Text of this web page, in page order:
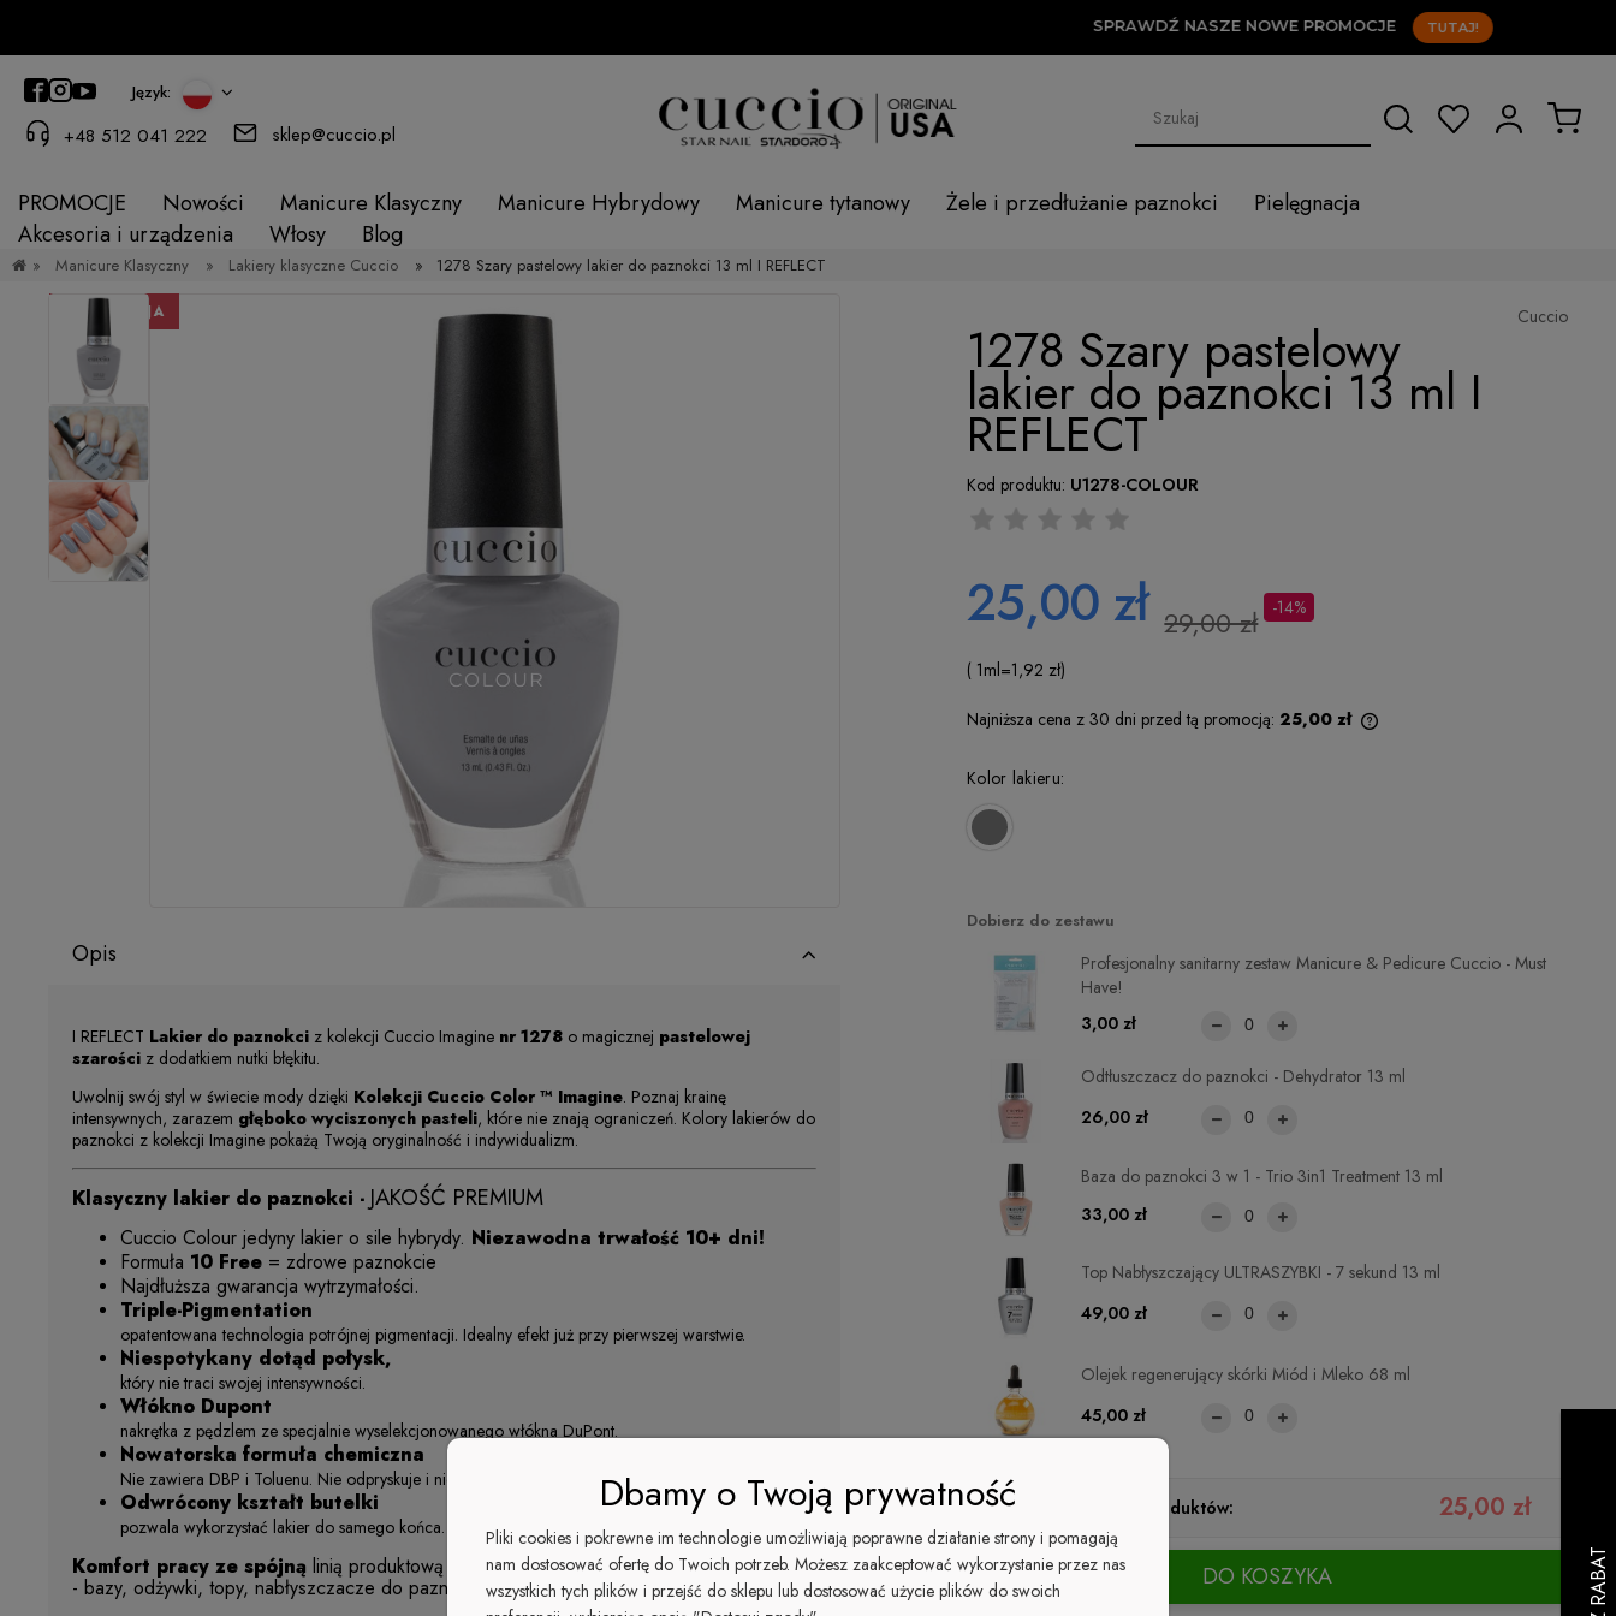
SPRAWDŹ NASZE NOWE PROMOCJE TUTAJ!
Język:
+48 512 041 222 sklep@cuccio.pl
PROMOCJE Nowości Manicure Klasyczny Manicure Hybrydowy Manicure tytanowy Żele i przedłużanie paznokci
Pielęgnacja
Akcesoria i urządzenia
Włosy Blog
» Manicure Klasyczny » Lakiery klasyczne Cuccio » 1278 Szary pastelowy lakier do paznokci 13 ml I REFLECT
PROMOCJA
Opis
I REFLECT Lakier do paznokci z kolekcji Cuccio Imagine nr 1278 o magicznej pastelowej
szarości z dodatkiem nutki błękitu.
Uwolnij swój styl w świecie mody dzięki Kolekcji Cuccio Color ™ Imagine. Poznaj krainę
intensywnych, zarazem głęboko wyciszonych pasteli, które nie znają ograniczeń. Kolory lakierów do
paznokci z kolekcji Imagine pokażą Twoją oryginalność i indywidualizm.
Klasyczny lakier do paznokci - JAKOŚĆ PREMIUM
Cuccio Colour jedyny lakier o sile hybrydy. Niezawodna trwałość 10+ dni!
Formuła 10 Free = zdrowe paznokcie
Najdłuższa gwarancja wytrzymałości.
Triple-Pigmentation
opatentowana technologia potrójnej pigmentacji. Idealny efekt już przy pierwszej warstwie.
Niespotykany dotąd połysk,
który nie traci swojej intensywności.
Włókno Dupont
nakrętka z pędzlem ze specjalnie wyselekcjonowanego włókna DuPont.
Nowatorska formuła chemiczna
Nie zawiera DBP i Toluenu. Nie odpryskuje i nie ściera się na krawędziach paznokci.
Odwrócony kształt butelki
pozwala wykorzystać lakier do samego końca.
Komfort pracy ze spójną linią produktową Cuccio Nail Solutions
- bazy, odżywki, topy, nabłyszczacze do paznokci
Cuccio
1278 Szary pastelowy
lakier do paznokci 13 ml I
REFLECT
Kod produktu: U1278-COLOUR
25,00 zł 29,00 zł -14%
( 1ml=1,92 zł)
Najniższa cena z 30 dni przed tą promocją: 25,00 zł
Kolor lakieru:
Dobierz do zestawu
Top Nabłyszczający ULTRASZYBKI - 7 sekund 13 ml
49,00 zł
Odtłuszczacz do paznokci - Dehydrator 13 ml
26,00 zł
Baza do paznokci 3 w 1 - Trio 3in1 Treatment 13 ml
33,00 zł
Olejek regenerujący skórki Miód i Mleko 68 ml
45,00 zł
Profesjonalny sanitarny zestaw Manicure & Pedicure Cuccio - Must
Have!
3,00 zł
Suma wszystkich produktów: 25,00 zł
DO KOSZYKA
Dbamy o Twoją prywatność
Pliki cookies i pokrewne im technologie umożliwiają poprawne działanie strony i pomagają
nam dostosować ofertę do Twoich potrzeb. Możesz zaakceptować wykorzystanie przez nas
wszystkich tych plików i przejść do sklepu lub dostosować użycie plików do swoich